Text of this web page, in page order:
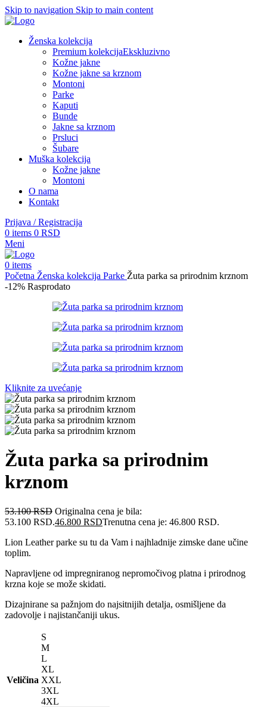
Skip to navigation Skip to main content
Ženska kolekcija
Premium kolekcijaEkskluzivno
Kožne jakne
Kožne jakne sa krznom
Montoni
Parke
Kaputi
Bunde
Jakne sa krznom
Prsluci
Šubare
Muška kolekcija
Kožne jakne
Montoni
O nama
Kontakt
Prijava / Registracija
0 items 0 RSD
Meni
0 items
Početna Ženska kolekcija Parke Žuta parka sa prirodnim krznom
-12% Rasprodato
Kliknite za uvećanje
Žuta parka sa prirodnim
krznom
53.100RSD Originalna cena je bila:
53.100 RSD.46.800 RSDTrenutna cena je: 46.800 RSD.
Lion Leather parke su tu da Vam i najhladnije zimske dane učine
toplim.
Napravljene od impregniranog nepromočivog platna i prirodnog
krzna koje se može skidati.
Dizajnirane sa pažnjom do najsitnijih detalja, osmišljene da
zadovolje i najistančaniji ukus.
Veličina
S
M
L
XL
XXL
3XL
4XL